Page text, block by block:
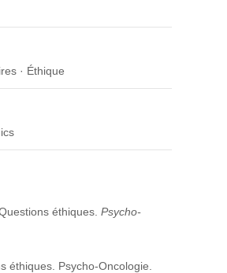
· Éthique
éthiques. Psycho-
éthiques. Psycho-Oncologie.